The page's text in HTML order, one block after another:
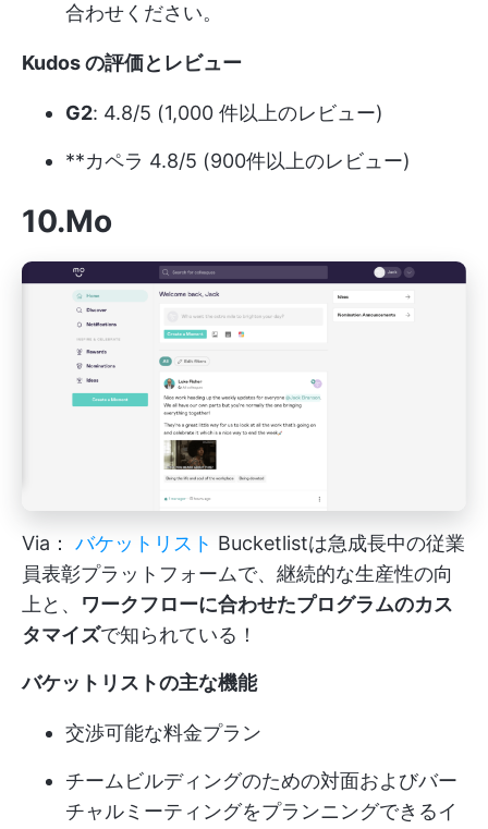
合わせください。
Kudos の評価とレビュー
G2: 4.8/5 (1,000 件以上のレビュー)
**カペラ 4.8/5 (900件以上のレビュー)
10.Mo
Via： バケットリスト Bucketlistは急成長中の従業
員表彰プラットフォームで、継続的な生産性の向
上と、 ワークフローに合わせたプログラムのカス
タマイズで知られている！
バケットリストの主な機能
交渉可能な料金プラン
チームビルディングのための対面およびバー
チャルミーティングをプランニングできるイ